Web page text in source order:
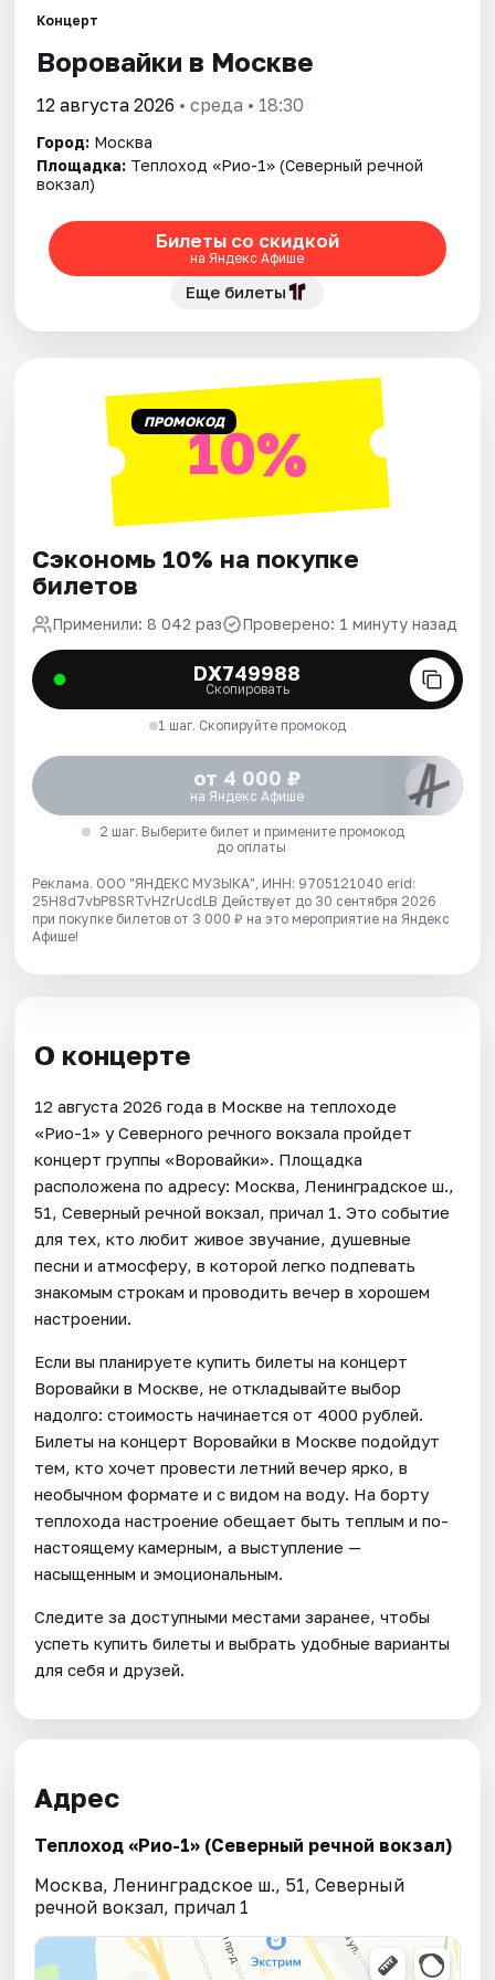
Города
Площадки
Артисты
Концерт
Воровайки в Москве
12 августа 2026 • среда • 18:30
Город: Москва
Площадка: Теплоход «Рио-1» (Северный речной
вокзал)
Билеты со скидкой
на Яндекс Афише
Еще билеты
ПРОМОКОД10%
Сэкономь 10% на покупке
билетов
Применили: 8 042 раз Проверено: 1 минуту назад
DX749988
Скопировать
1 шаг. Скопируйте промокод
от 4 000 ₽
на Яндекс Афише
2 шаг. Выберите билет и примените промокод
до оплаты
Реклама. ООО "ЯНДЕКС МУЗЫКА", ИНН: 9705121040 erid:
25H8d7vbP8SRTvHZrUcdLB Действует до 30 сентября 2026
при покупке билетов от 3 000 ₽ на это мероприятие на Яндекс
Афише!
О концерте
12 августа 2026 года в Москве на теплоходе
«Рио-1» у Северного речного вокзала пройдет
концерт группы «Воровайки». Площадка
расположена по адресу: Москва, Ленинградское ш.,
51, Северный речной вокзал, причал 1. Это событие
для тех, кто любит живое звучание, душевные
песни и атмосферу, в которой легко подпевать
знакомым строкам и проводить вечер в хорошем
настроении.
Если вы планируете купить билеты на концерт
Воровайки в Москве, не откладывайте выбор
надолго: стоимость начинается от 4000 рублей.
Билеты на концерт Воровайки в Москве подойдут
тем, кто хочет провести летний вечер ярко, в
необычном формате и с видом на воду. На борту
теплохода настроение обещает быть теплым и по-
настоящему камерным, а выступление —
насыщенным и эмоциональным.
Следите за доступными местами заранее, чтобы
успеть купить билеты и выбрать удобные варианты
для себя и друзей.
Адрес
Теплоход «Рио-1» (Северный речной вокзал)
Москва, Ленинградское ш., 51, Северный
речной вокзал, причал 1